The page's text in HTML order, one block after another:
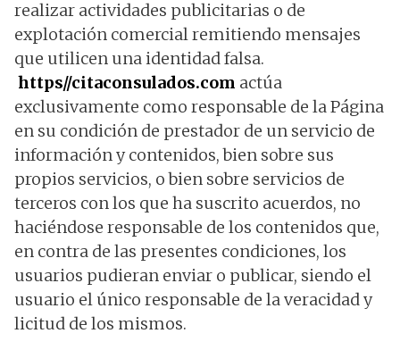
realizar actividades publicitarias o de
explotación comercial remitiendo mensajes
que utilicen una identidad falsa.
https//citaconsulados.com actúa
exclusivamente como responsable de la Página
en su condición de prestador de un servicio de
información y contenidos, bien sobre sus
propios servicios, o bien sobre servicios de
terceros con los que ha suscrito acuerdos, no
haciéndose responsable de los contenidos que,
en contra de las presentes condiciones, los
usuarios pudieran enviar o publicar, siendo el
usuario el único responsable de la veracidad y
licitud de los mismos.